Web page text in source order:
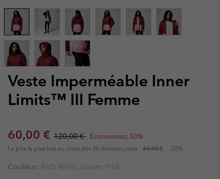
Veste Imperméable Inner
Limits™ III Femme
Sale price:
60,00 € Regular price:
120,00 € Économisez 50%
Le prix le plus bas au cours des 30 derniers jours: 84,00 € -29%
Couleur: Rich Wine, Eraser Pink